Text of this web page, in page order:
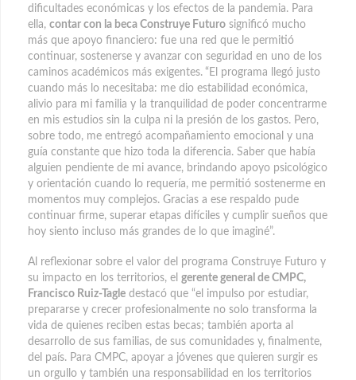
dificultades económicas y los efectos de la pandemia. Para
ella, contar con la beca Construye Futuro significó mucho
más que apoyo financiero: fue una red que le permitió
continuar, sostenerse y avanzar con seguridad en uno de los
caminos académicos más exigentes. “El programa llegó justo
cuando más lo necesitaba: me dio estabilidad económica,
alivio para mi familia y la tranquilidad de poder concentrarme
en mis estudios sin la culpa ni la presión de los gastos. Pero,
sobre todo, me entregó acompañamiento emocional y una
guía constante que hizo toda la diferencia. Saber que había
alguien pendiente de mi avance, brindando apoyo psicológico
y orientación cuando lo requería, me permitió sostenerme en
momentos muy complejos. Gracias a ese respaldo pude
continuar firme, superar etapas difíciles y cumplir sueños que
hoy siento incluso más grandes de lo que imaginé”.
Al reflexionar sobre el valor del programa Construye Futuro y
su impacto en los territorios, el gerente general de CMPC,
Francisco Ruiz-Tagle destacó que “el impulso por estudiar,
prepararse y crecer profesionalmente no solo transforma la
vida de quienes reciben estas becas; también aporta al
desarrollo de sus familias, de sus comunidades y, finalmente,
del país. Para CMPC, apoyar a jóvenes que quieren surgir es
un orgullo y también una responsabilidad en los territorios